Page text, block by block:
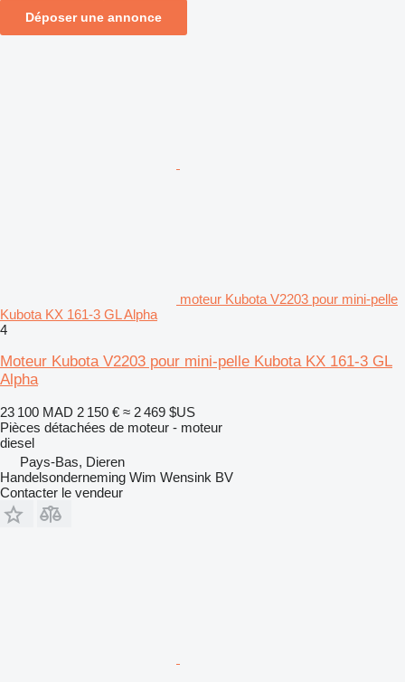
Déposer une annonce
moteur Kubota V2203 pour mini-pelle
Kubota KX 161-3 GL Alpha
4
Moteur Kubota V2203 pour mini-pelle Kubota KX 161-3 GL
Alpha
23 100 MAD 2 150 € ≈ 2 469 $US
Pièces détachées de moteur - moteur
diesel
Pays-Bas, Dieren
Handelsonderneming Wim Wensink BV
Contacter le vendeur